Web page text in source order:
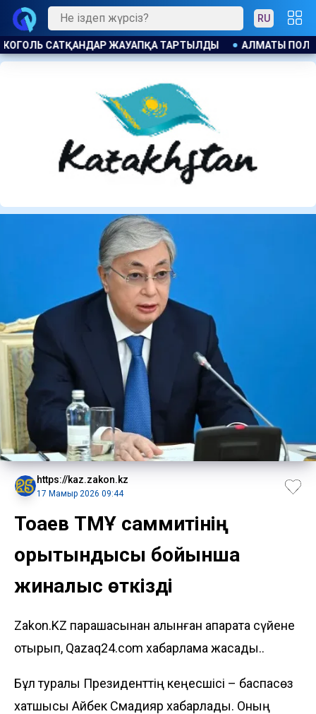
RU
ПОЛИЦИЯСЫ КАНЬЕ УЭСТТІҢ ЖАНКҮЙЕРЛЕРІНT
https://kaz.zakon.kz
17 Мамыр 2026 09:44
Тоқаев ТМҰ саммитінің
қорытындысы бойынша
жиналыс өткізді
Zakon.KZ парақшасынан алынған ақпаратқа сүйене
отырып, Qazaq24.com хабарлама жасады..
Бұл туралы Президенттің кеңесшісі – баспасөз
хатшысы Айбек Смадияр хабарлады. Оның